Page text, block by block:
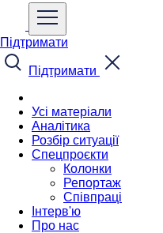
Підтримати
Підтримати
Усі матеріали
Аналітика
Розбір ситуації
Спецпроєкти
Колонки
Репортаж
Співпраці
Інтерв'ю
Про нас